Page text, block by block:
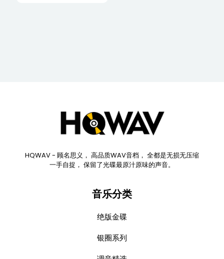
HQWAV - 顾名思义， 高品质WAV音档， 全都是无损无压缩
一手自捉， 保留了光碟最原汁原味的声音。
音乐分类
绝版金碟
银圈系列